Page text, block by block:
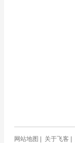
网站地图 关于飞客